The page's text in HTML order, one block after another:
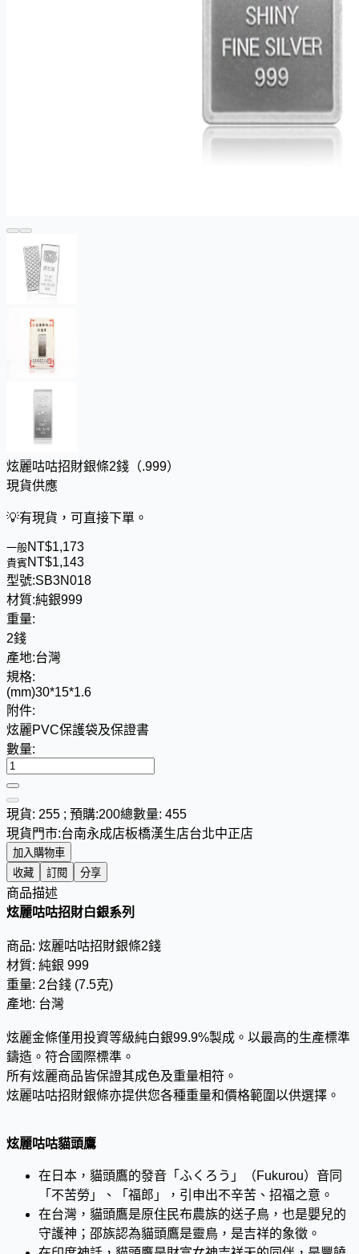
炫麗咕咕招財銀條2錢（.999）
現貨供應
💡有現貨，可直接下單。
一般NT$1,173
貴賓 NT$1,143
型號:SB3N018
材質:純銀999
重量:
2錢
產地:台灣
規格:
(mm)30*15*1.6
附件:
炫麗PVC保護袋及保證書
數量:
現貨: 255 ; 預購:200總數量: 455
現貨門市:台南永成店板橋漢生店台北中正店
加入購物車
收藏
訂閱 分享
商品描述
炫麗咕咕招財白銀系列
商品: 炫麗咕咕招財銀條2錢
材質: 純銀 999
重量: 2台錢 (7.5克)
產地: 台灣
炫麗金條僅用投資等級純白銀99.9%製成。以最高的生產標準
鑄造。符合國際標準。
所有炫麗商品皆保證其成色及重量相符。
炫麗咕咕招財銀條亦提供您各種重量和價格範圍以供選擇。
炫麗咕咕貓頭鷹
在日本，貓頭鷹的發音「ふくろう」（Fukurou）音同
「不苦勞」、「福郎」，引申出不辛苦、招福之意。
在台灣，貓頭鷹是原住民布農族的送子鳥，也是嬰兒的
守護神；邵族認為貓頭鷹是靈鳥，是吉祥的象徵。